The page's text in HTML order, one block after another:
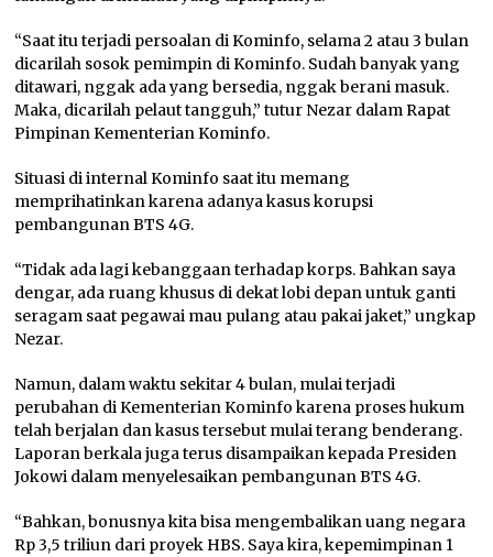
“Saat itu terjadi persoalan di Kominfo, selama 2 atau 3 bulan
dicarilah sosok pemimpin di Kominfo. Sudah banyak yang
ditawari, nggak ada yang bersedia, nggak berani masuk.
Maka, dicarilah pelaut tangguh,” tutur Nezar dalam Rapat
Pimpinan Kementerian Kominfo.
Situasi di internal Kominfo saat itu memang
memprihatinkan karena adanya kasus korupsi
pembangunan BTS 4G.
“Tidak ada lagi kebanggaan terhadap korps. Bahkan saya
dengar, ada ruang khusus di dekat lobi depan untuk ganti
seragam saat pegawai mau pulang atau pakai jaket,” ungkap
Nezar.
Namun, dalam waktu sekitar 4 bulan, mulai terjadi
perubahan di Kementerian Kominfo karena proses hukum
telah berjalan dan kasus tersebut mulai terang benderang.
Laporan berkala juga terus disampaikan kepada Presiden
Jokowi dalam menyelesaikan pembangunan BTS 4G.
“Bahkan, bonusnya kita bisa mengembalikan uang negara
Rp 3,5 triliun dari proyek HBS. Saya kira, kepemimpinan 1